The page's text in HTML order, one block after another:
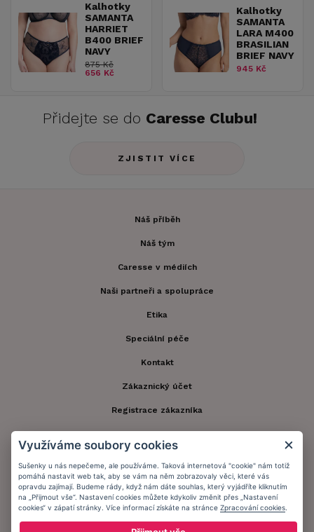
Kalhotky
SAMANTA
HARRIET
B400 BRIEF
NAVY
875 Kč
656 Kč
Kalhotky
SAMANTA
LARA M400
BRASILIAN
BRIEF NAVY
945 Kč
Přidejte se do Caresse Clubu!
ZJISTIT VÍCE
Náš příběh
Náš tým
Caresse v médiích
Naši partneři a spolupráce
Etika
Speciální péče
Kontakt
Zákaznický účet
Registrace zákazníka
Doprava a platba
Ochrana osobních údajů
Informační memorandum
Využíváme soubory cookies
Sušenky u nás nepečeme, ale používáme. Taková internetová "cookie" nám totiž
pomáhá nastavit web tak, aby se vám na něm zobrazovaly věci, které vás
opravdu zajímají. Budeme rády, když nám dáte souhlas, který vyjádříte kliknutím
na „Přijmout vše“. Nastavení cookies můžete kdykoliv změnit přes „Nastavení
cookies“ v zápatí stránky. Více informací získáte na stránce Zpracování cookies